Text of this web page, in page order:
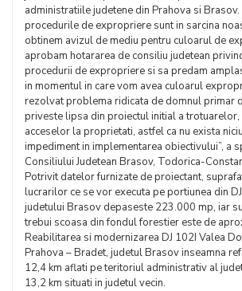
administratiile judetene din Prahova si
procedurile de expropriere sunt in sarcina
obtinem avizul de mediu pentru culoarul de
aprobam hotararea de consiliu judetean
procedurii de expropriere si sa predam
in momentul in care vom avea culoarul
rezolvat problema ridicata de domnul primar
priveste lipsa din proiectul initial a
acceselor la proprietati, astfel ca nu exista
impediment in implementarea obiectivului”, a
Consiliului Judetean Brasov, Todorica-
Potrivit datelor furnizate de proiectant,
lucrarilor ce se vor executa pe portiunea din
judetului Brasov depaseste 223.000 mp, iar
trebui scoasa din fondul forestier este de
Reabilitarea si modernizarea DJ 102I Valea
Prahova – Bradet, judetul Brasov inseamna
12,4 km aflati pe teritoriul administrativ al
13,2 km situati in judetul vecin.